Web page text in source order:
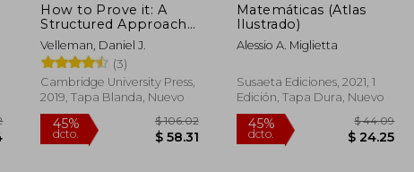
39.07 dcto. $ 26.18 dcto.
How to Prove it: A
Structured Approach
(en Inglés)
Velleman, Daniel J.
(3)
Cambridge University Press,
2019, Tapa Blanda, Nuevo
Matemáticas (Atlas
Ilustrado)
Alessio A. Miglietta
Susaeta Ediciones, 2021, 1
Edición, Tapa Dura, Nuevo